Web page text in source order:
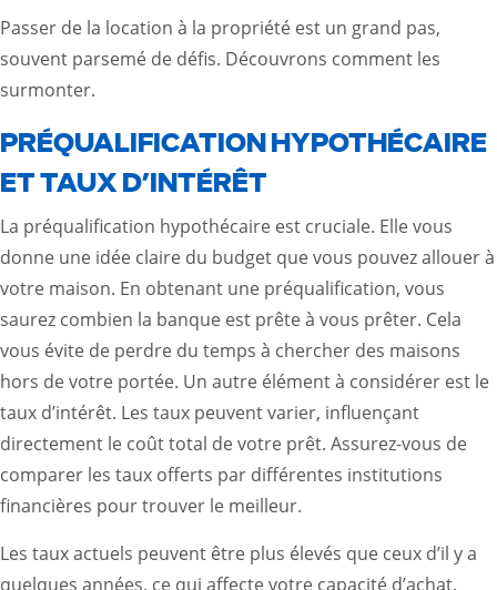
Passer de la location à la propriété est un grand pas,
souvent parsemé de défis. Découvrons comment les
surmonter.
PRÉQUALIFICATION HYPOTHÉCAIRE
ET TAUX D’INTÉRÊT
La préqualification hypothécaire est cruciale. Elle vous
donne une idée claire du budget que vous pouvez allouer à
votre maison. En obtenant une préqualification, vous
saurez combien la banque est prête à vous prêter. Cela
vous évite de perdre du temps à chercher des maisons
hors de votre portée. Un autre élément à considérer est le
taux d’intérêt. Les taux peuvent varier, influençant
directement le coût total de votre prêt. Assurez-vous de
comparer les taux offerts par différentes institutions
financières pour trouver le meilleur.
Les taux actuels peuvent être plus élevés que ceux d’il y a
quelques années, ce qui affecte votre capacité d’achat.